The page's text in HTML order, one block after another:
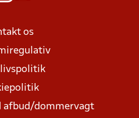
os
afbud/dommervagt